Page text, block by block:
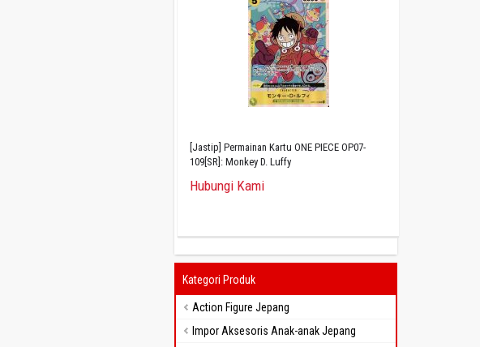
[Jastip] Permainan Kartu ONE PIECE OP07-
109[SR]: Monkey D. Luffy
Hubungi Kami
Kategori Produk
Action Figure Jepang
Impor Aksesoris Anak-anak Jepang